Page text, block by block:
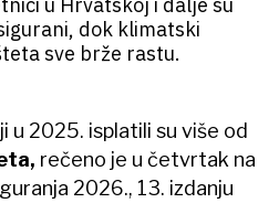
dok klimatski
sve brže rastu.
u 2025. isplatili su više od
rečeno je u četvrtak na
2026., 13. izdanju